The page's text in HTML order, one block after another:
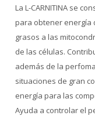
La L-CARNITINA se
para obtener energía
grasos a las
de las células.
además de la
situaciones de gran
energía para las
Ayuda a controlar el